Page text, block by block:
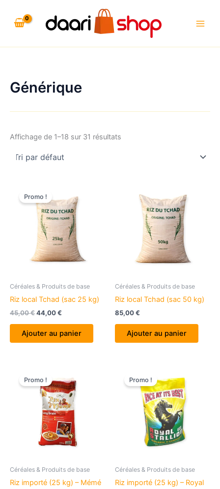
contenu
Générique
Affichage de 1–18 sur 31 résultats
Promo !
Céréales & Produits de base
Riz local Tchad (sac 25 kg)
45,00€Le
initial
était :
44,00€
actuel
est :
Ajouter au panier
Céréales & Produits de base
Riz local Tchad (sac 50 kg)
85,00€
Ajouter au panier
Promo !
Céréales & Produits de base
Riz importé (25 kg) – Mémé
Promo !
Céréales & Produits de base
Riz importé (25 kg) – Royal